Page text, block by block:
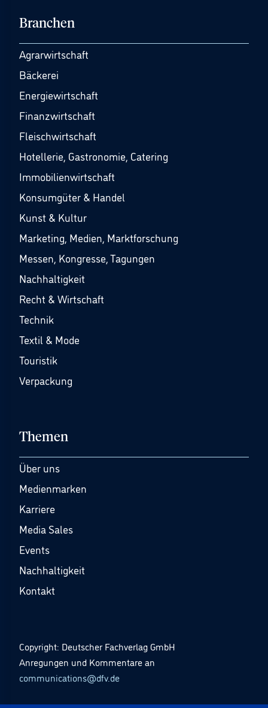
Branchen
Agrarwirtschaft
Bäckerei
Energiewirtschaft
Finanzwirtschaft
Fleischwirtschaft
Hotellerie, Gastronomie, Catering
Immobilienwirtschaft
Konsumgüter & Handel
Kunst & Kultur
Marketing, Medien, Marktforschung
Messen, Kongresse, Tagungen
Nachhaltigkeit
Recht & Wirtschaft
Technik
Textil & Mode
Touristik
Verpackung
Themen
Über uns
Medienmarken
Karriere
Media Sales
Events
Nachhaltigkeit
Kontakt
Copyright: Deutscher Fachverlag GmbH
Anregungen und Kommentare an
communications@dfv.de